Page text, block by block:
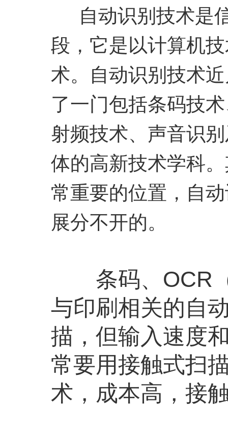
自动识别技术是
段，它是以计算机
术。自动识别技术
了一门包括条码技
射频技术、声音识
体的高新技术学科
常重要的位置，自
展分不开的。
条码、OCR（
与印刷相关的自
描，但输入速度
常要用接触式扫
术，成本高，接